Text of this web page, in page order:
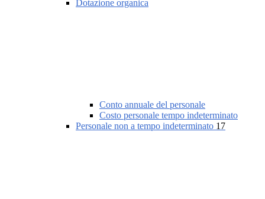
Dotazione organica
Conto annuale del personale
Costo personale tempo indeterminato
Personale non a tempo indeterminato 17